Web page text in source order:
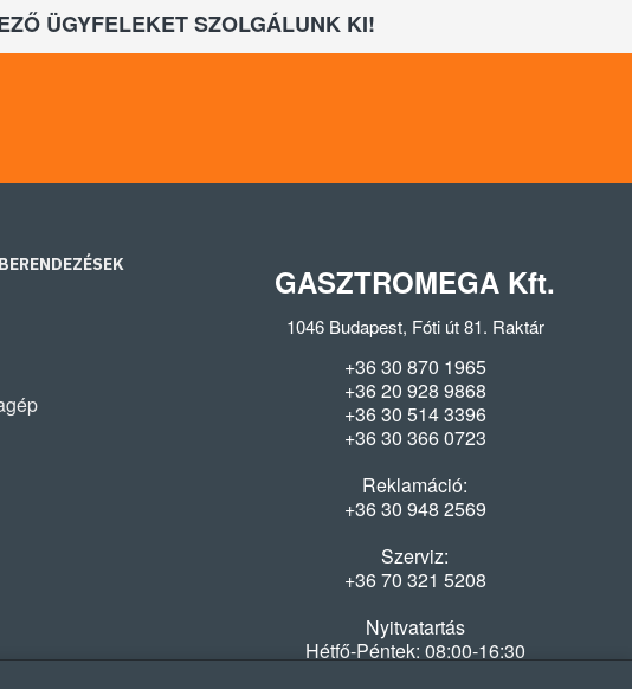
ÜGYFELEKET SZOLGÁLUNK KI!
GASZTROMEGA Kft.
1046 Budapest, Fóti út 81. Raktár
+36 30 870 1965
+36 20 928 9868
+36 30 514 3396
+36 30 366 0723
Reklamáció:
+36 30 948 2569
Szerviz:
+36 70 321 5208
Nyitvatartás
Hétfő-Péntek: 08:00-16:30